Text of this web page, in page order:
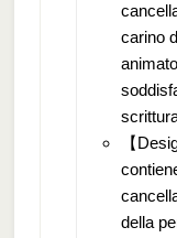
carino
【
della